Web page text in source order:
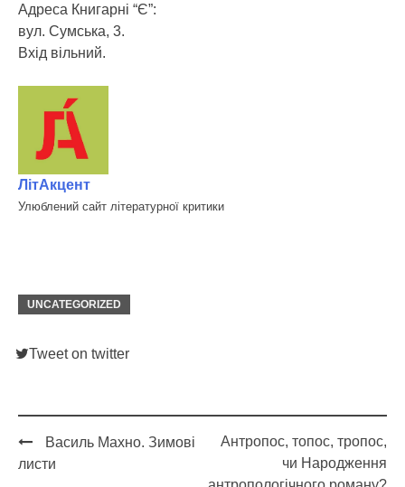
Адреса Книгарні “Є”:
вул. Сумська, 3.
Вхід вільний.
ЛітАкцент
Улюблений сайт літературної критики
UNCATEGORIZED
Tweet on twitter
Post
Василь Махно. Зимові
листи
Антропос, топос, тропос,
чи Народження